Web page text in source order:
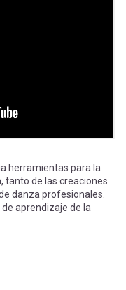
herramientas para la
tanto de las creaciones
danza profesionales.
aprendizaje de la